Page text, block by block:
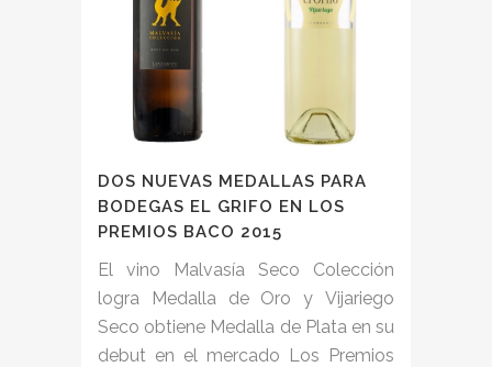
DOS NUEVAS MEDALLAS PARA
BODEGAS EL GRIFO EN LOS
PREMIOS BACO 2015
El vino Malvasía Seco Colección
logra Medalla de Oro y Vijariego
Seco obtiene Medalla de Plata en su
debut en el mercado Los Premios